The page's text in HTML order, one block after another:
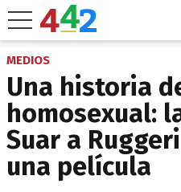
MEDIOS
Una historia
homosexual:
Suar a
una película